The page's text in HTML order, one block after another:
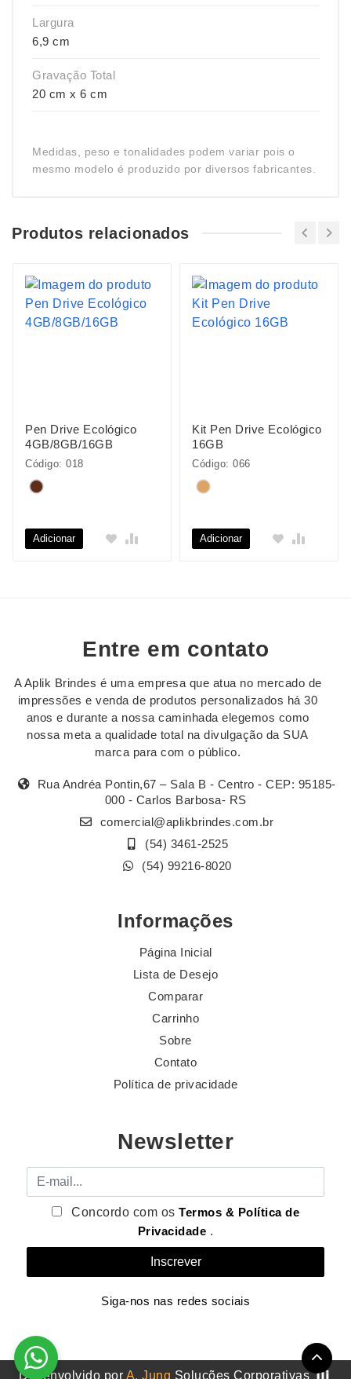
Largura
6,9 cm
Gravação Total
20 cm x 6 cm
Medidas, peso e tonalidades podem variar pois o
mesmo modelo é produzido por diversos fabricantes.
Produtos relacionados
Pen Drive Ecológico
4GB/8GB/16GB
Código: 018
Adicionar
Kit Pen Drive Ecológico
16GB
Código: 066
Adicionar
Entre em contato
A Aplik Brindes é uma empresa que atua no mercado de
impressões e venda de produtos personalizados há 30
anos e durante a nossa caminhada elegemos como
nossa meta a qualidade total na divulgação da SUA
marca para com o público.
Rua Andréa Pontin,67 – Sala B - Centro - CEP: 95185-
000 - Carlos Barbosa- RS
comercial@aplikbrindes.com.br
(54) 3461-2525
(54) 99216-8020
Informações
Página Inicial
Lista de Desejo
Comparar
Carrinho
Sobre
Contato
Política de privacidade
Newsletter
E-mail
Concordo com osTermos & Política de
Privacidade .
Siga-nos nas redes sociais
Desenvolvido por A. Jung Soluções Corporativas